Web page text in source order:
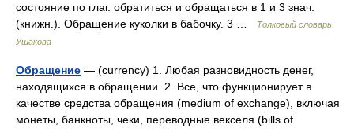
состояние по глаг. обратиться и обращаться в 1 и 3 знач.
(книжн.). Обращение куколки в бабочку. 3 …
Толковый словарь
Ушакова
Обращение — (currency) 1. Любая разновидность денег,
находящихся в обращении. 2. Все, что функционирует в
качестве средства обращения (medium of exchange), включая
монеты, банкноты, чеки, переводные векселя (bills of